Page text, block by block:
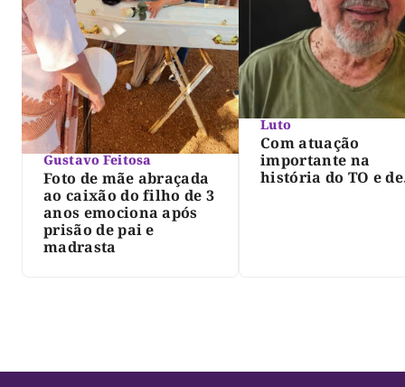
Gustavo Feitosa
Foto de mãe abraçada
ao caixão do filho de 3
anos emociona após
prisão de pai e
madrasta
Luto
Com atuação
importante na
história do TO e de